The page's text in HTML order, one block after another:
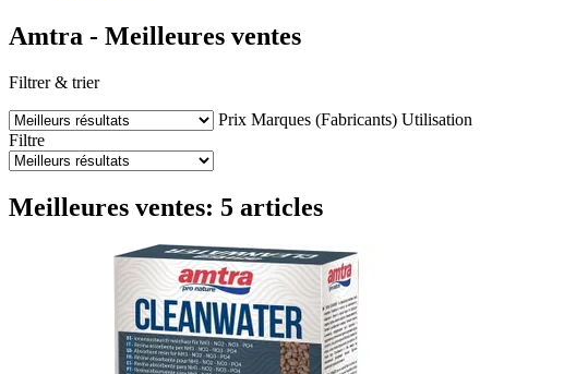
Amtra - Meilleures ventes
Filtrer & trier
Prix Marques (Fabricants) Utilisation
Filtre
Meilleures ventes: 5 articles